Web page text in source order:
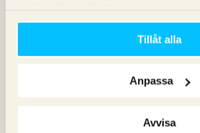
Tillåt alla
Anpassa
Avvisa